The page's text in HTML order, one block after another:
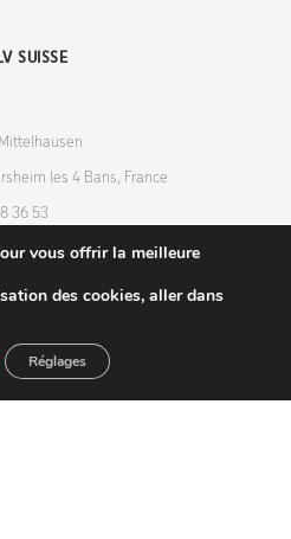
Commande
SUISSE
les 4 Bans, France
36 53
vous offrir la meilleure
des cookies, aller dans
Réglages